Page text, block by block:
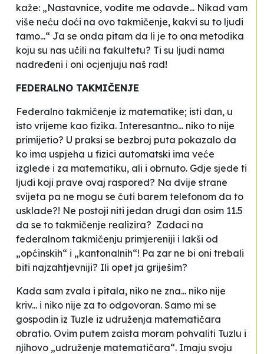
kaže: „Nastavnice, vodite me odavde... Nikad vam
više neću doći na ovo takmičenje, kakvi su to ljudi
tamo...“ Ja se onda pitam da li je to ona metodika
koju su nas učili na fakultetu? Ti su ljudi nama
nadređeni i oni ocjenjuju naš rad!
FEDERALNO TAKMIČENJE
Federalno takmičenje iz matematike; isti dan, u
isto vrijeme kao fizika. Interesantno... niko to nije
primijetio? U praksi se bezbroj puta pokazalo da
ko ima uspjeha u fizici automatski ima veće
izglede i za matematiku, ali i obrnuto. Gdje sjede ti
ljudi koji prave ovaj raspored? Na dvije strane
svijeta pa ne mogu se čuti barem telefonom da to
usklade?! Ne postoji niti jedan drugi dan osim 11.5
da se to takmičenje realizira? Zadaci na
federalnom takmičenju primjereniji i lakši od
„općinskih“ i „kantonalnih“! Pa zar ne bi oni trebali
biti najzahtjevniji? Ili opet ja griješim?
Kada sam zvala i pitala, niko ne zna... niko nije
kriv... i niko nije za to odgovoran. Samo mi se
gospodin iz Tuzle iz udruženja matematičara
obratio. Ovim putem zaista moram pohvaliti Tuzlu i
njihovo „udruženje matematičara“. Imaju svoju